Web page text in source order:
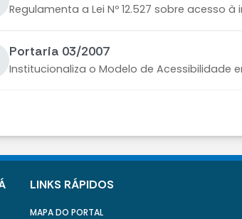
Regulamenta a Lei Nº 12.527 sobre acesso
Portaria 03/2007
Institucionaliza o Modelo de Acessibilidade
LINKS RÁPIDOS
MAPA DO PORTAL